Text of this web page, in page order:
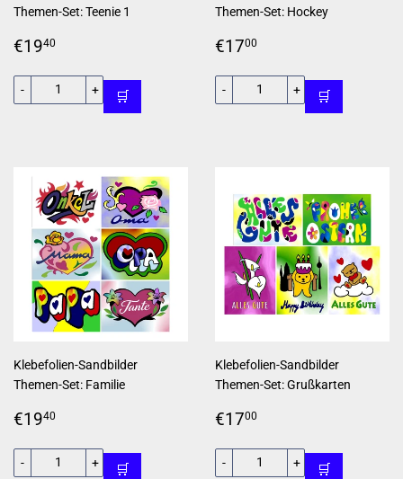
Themen-Set: Teenie 1
Normaler
€1940
+
- 🛒
Themen-Set: Hockey
Normaler
€1700
+
- 🛒
Klebefolien-Sandbilder
Themen-Set: Familie
Normaler
€1940
+
- 🛒
Klebefolien-Sandbilder
Themen-Set: Grußkarten
Normaler
€1700
+
- 🛒